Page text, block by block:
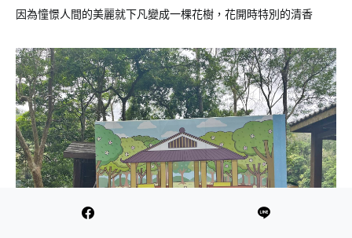
因為憧憬人間的美麗就下凡變成一棵花樹，花開時特別的清香